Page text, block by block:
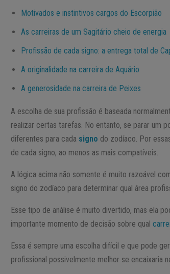
Motivados e instintivos cargos do Escorpião
As carreiras de um Sagitário cheio de energia
Profissão de cada signo: a entrega total de
A originalidade na carreira de Aquário
A generosidade na carreira de Peixes
A escolha de sua profissão é baseada
realizar certas tarefas. No entanto, se parar um
diferentes para cada signo do zodíaco. Por
de cada signo, ao menos as mais compatíveis.
A lógica acima não somente é muito razoável
signo do zodíaco para determinar qual área
Esse tipo de análise é muito divertido, mas ela
importante momento de decisão sobre qual
Essa é sempre uma escolha difícil e que pode
profissional possivelmente melhor se encaixaria